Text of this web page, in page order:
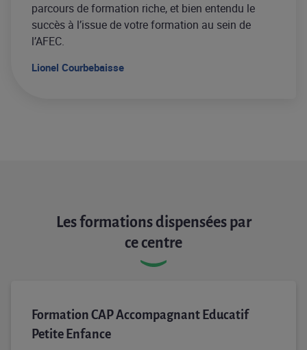
parcours de formation riche, et bien entendu le
succès à l’issue de votre formation au sein de
l’AFEC.
Lionel Courbebaisse
Les formations dispensées par
ce centre
Formation CAP Accompagnant Educatif
Petite Enfance